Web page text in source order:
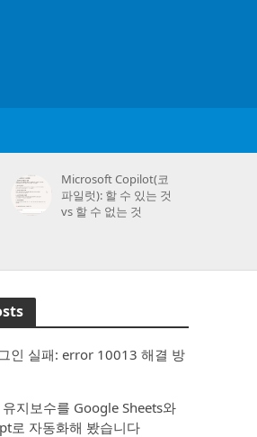
Microsoft Copilot(코
파일럿): 할 수 있는 것
vs 할 수 없는 것
인 실패: error 10013 해결 방
지보수를 Google Sheets와
로 자동화해 봤습니다